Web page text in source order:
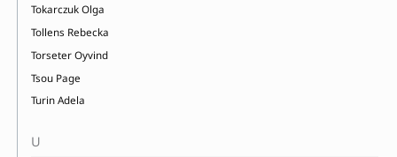
Tokarczuk Olga
Tollens Rebecka
Torseter Oyvind
Tsou Page
Turin Adela
U